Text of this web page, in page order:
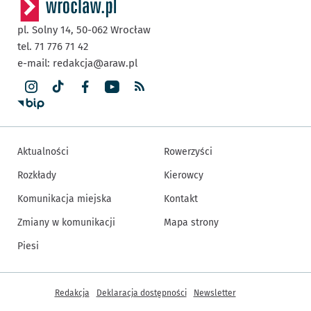
pl. Solny 14, 50-062 Wrocław
tel. 71 776 71 42
e-mail: redakcja@araw.pl
Aktualności
Rozkłady
Komunikacja miejska
Zmiany w komunikacji
Piesi
Rowerzyści
Kierowcy
Kontakt
Mapa strony
Inne informacje
Redakcja Deklaracja dostępności Newsletter